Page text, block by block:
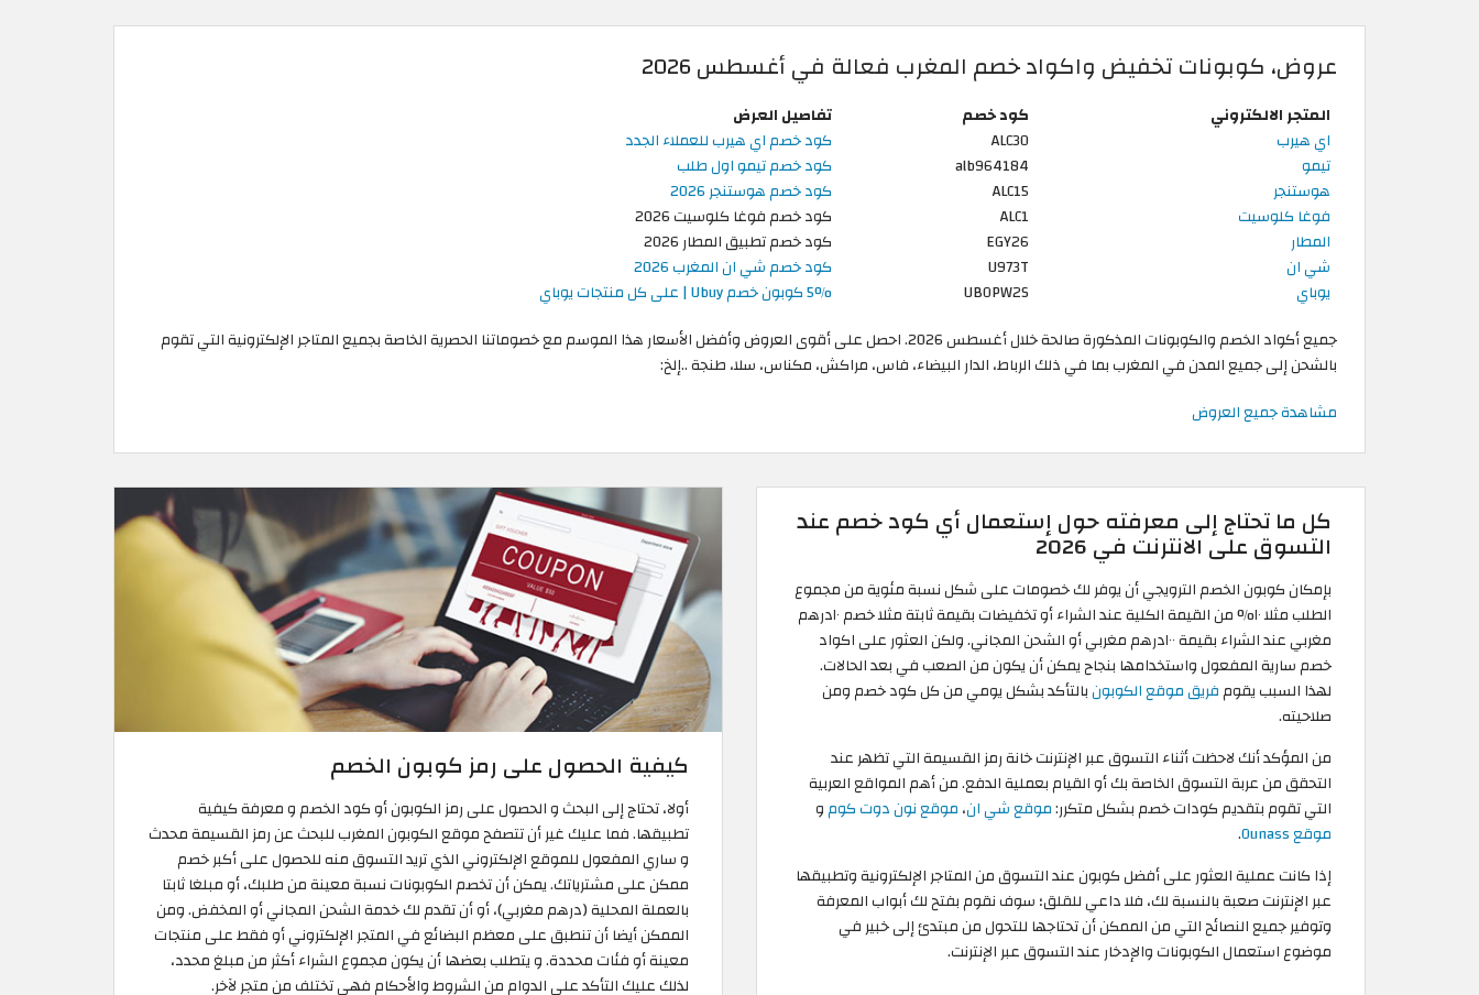
عروض، كوبونات تخفيض واكواد خصم المغرب فعالة في أغسطس 2026
المتجر الالكتروني كود خصم
تفاصيل العرض
اي هيرب
ALC30
كود خصم اي هيرب للعملاء الجدد
تيمو
alb964184
كود خصم تيمو اول طلب
هوستنجر
ALC15
كود خصم هوستنجر 2026
فوغا كلوسيت
ALC1
كود خصم فوغا كلوسيت 2026
المطار
EGY26
كود خصم تطبيق المطار 2026
شي ان
U973T
كود خصم شي ان المغرب 2026
يوباي
UBOPW2S
5% كوبون خصم Ubuy | على كل منتجات يوباي
جميع أكواد الخصم والكوبونات المذكورة صالحة خلال أغسطس 2026. احصل على أقوى العروض وأفضل الأسعار هذا الموسم مع خصوماتنا الحصرية الخاصة بجميع المتاجر الإلكترونية التي تقوم
بالشحن إلى جميع المدن في المغرب بما في ذلك الرباط، الدار البيضاء، فاس، مراكش، مكناس، سلا، طنجة ..إلخ:
مشاهدة جميع العروض
كل ما تحتاج إلى معرفته حول إستعمال أي كود خصم عند
التسوق على الانترنت في 2026
بإمكان كوبون الخصم الترويجي أن يوفر لك خصومات على شكل نسبة مئوية من مجموع
الطلب مثلا ١٠% من القيمة الكلية عند الشراء أو تخفيضات بقيمة ثابتة مثلا خصم ١٠درهم
مغربي عند الشراء بقيمة ١٠٠درهم مغربي أو الشحن المجاني. ولكن العثور على اكواد
خصم سارية المفعول واستخدامها بنجاح يمكن أن يكون من الصعب في بعد الحالات.
لهذا السبب يقومفريق موقع الكوبونبالتأكد بشكل يومي من كل كود خصم ومن
صلاحيته.
من المؤكد أنك لاحظت أثناء التسوق عبر الإنترنت خانة رمز القسيمة التي تظهر عند
التحقق من عربة التسوق الخاصة بك أو القيام بعملية الدفع. من أهم المواقع العربية
التي تقوم بتقديم كودات خصم بشكل متكرر:موقع شي ان، موقع نون دوت كومو
موقع Ounass
.
إذا كانت عملية العثور على أفضل كوبون عند التسوق من المتاجر الإلكترونية وتطبيقها
عبر الإنترنت صعبة بالنسبة لك، فلا داعي للقلق؛ سوف نقوم بفتح لك أبواب المعرفة
وتوفير جميع النصائح التي من الممكن أن تحتاجها للتحول من مبتدئ إلى خبير في
موضوع استعمال الكوبونات والإدخار عند التسوق عبر الإنترنت.
كيفية الحصول على رمز كوبون الخصم
أولا، تحتاج إلى البحث و الحصول على رمز الكوبون أو كود الخصم و معرفة كيفية
تطبيقها. فما عليك غير أن تتصفح موقع الكوبون المغرب للبحث عن رمز القسيمة محدث
و ساري المفعول للموقع الإلكتروني الذي تريد التسوق منه للحصول على أكبر خصم
ممكن على مشترياتك. يمكن أن تخصم الكوبونات نسبة معينة من طلبك، أو مبلغا ثابتا
بالعملة المحلية (درهم مغربي)، أو أن تقدم لك خدمة الشحن المجاني أو المخفض. ومن
الممكن أيضا أن تنطبق على معظم البضائع في المتجر الإلكتروني أو فقط على منتجات
معينة أو فئات محددة. و يتطلب بعضها أن يكون مجموع الشراء أكثر من مبلغ محدد،
لذلك عليك التأكد على الدوام من الشروط والأحكام فهي تختلف من متجر لآخر.